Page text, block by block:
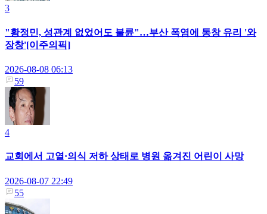
3
"황정민, 성관계 없었어도 불륜"…부산 폭염에 통창 유리 '와
장창'[이주의픽]
2026-08-08 06:13
59
4
교회에서 고열·의식 저하 상태로 병원 옮겨진 어린이 사망
2026-08-07 22:49
55